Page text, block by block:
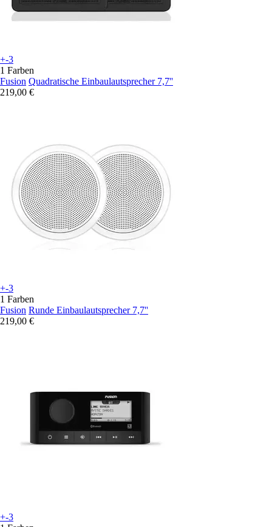
+-3
1 Farben
Fusion Quadratische Einbaulautsprecher 7,7''
219,00 €
+-3
1 Farben
Fusion Runde Einbaulautsprecher 7,7''
219,00 €
+-3